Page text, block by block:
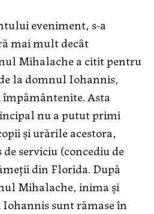
eveniment, s-a
mai mult decât
Mihalache a citit pentru
la domnul Iohannis,
Asta
nu a putut primi
şi urările acestora,
serviciu (concediu de
din Florida. După
Mihalache, inima şi
sunt rămase în